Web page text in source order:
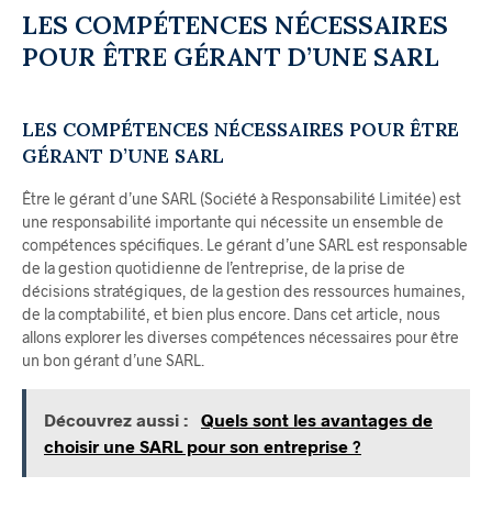
LES COMPÉTENCES NÉCESSAIRES
POUR ÊTRE GÉRANT D’UNE SARL
LES COMPÉTENCES NÉCESSAIRES POUR ÊTRE
GÉRANT D’UNE SARL
Être le gérant d’une SARL (Société à Responsabilité Limitée) est
une responsabilité importante qui nécessite un ensemble de
compétences spécifiques. Le gérant d’une SARL est responsable
de la gestion quotidienne de l’entreprise, de la prise de
décisions stratégiques, de la gestion des ressources humaines,
de la comptabilité, et bien plus encore. Dans cet article, nous
allons explorer les diverses compétences nécessaires pour être
un bon gérant d’une SARL.
Découvrez aussi :
Quels sont les avantages de
choisir une SARL pour son entreprise ?